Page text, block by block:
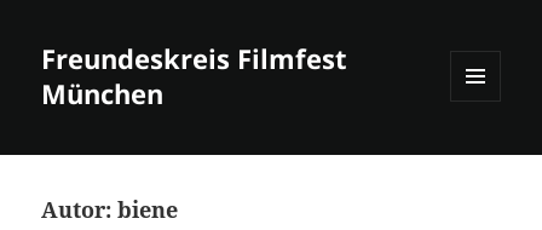
Freundeskreis Filmfest
München
WIDGETS
Autor:biene